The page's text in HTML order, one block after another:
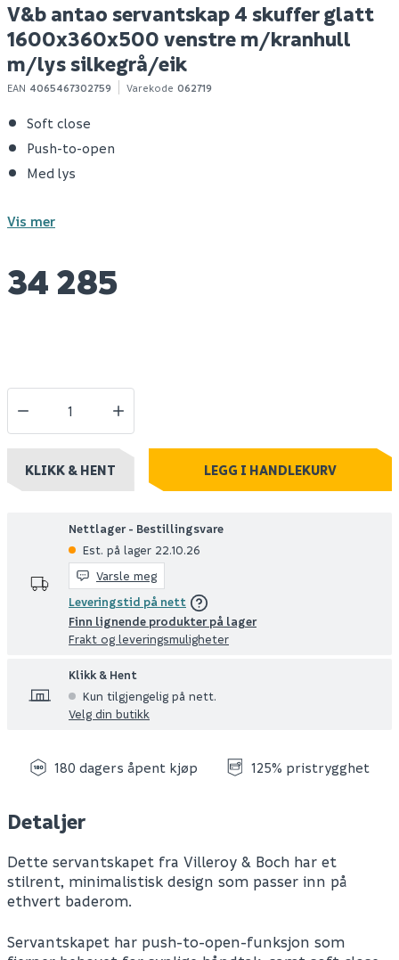
V&b antao servantskap 4 skuffer glatt
1600x360x500 venstre m/kranhull
m/lys silkegrå/eik
EAN 4065467302759 Varekode 062719
Soft close
Push-to-open
Med lys
Vis mer
34 285
KLIKK & HENT LEGG I HANDLEKURV
Nettlager - Bestillingsvare
Est. på lager 22.10.26
Varsle meg
Leveringstid på nett
Finn lignende produkter på lager
Frakt og leveringsmuligheter
Klikk & Hent
Kun tilgjengelig på nett.
Velg din butikk
180 dagers åpent kjøp 125% pristrygghet
Detaljer
Dette servantskapet fra Villeroy & Boch har et
stilrent, minimalistisk design som passer inn på
ethvert baderom.
Servantskapet har push-to-open-funksjon som